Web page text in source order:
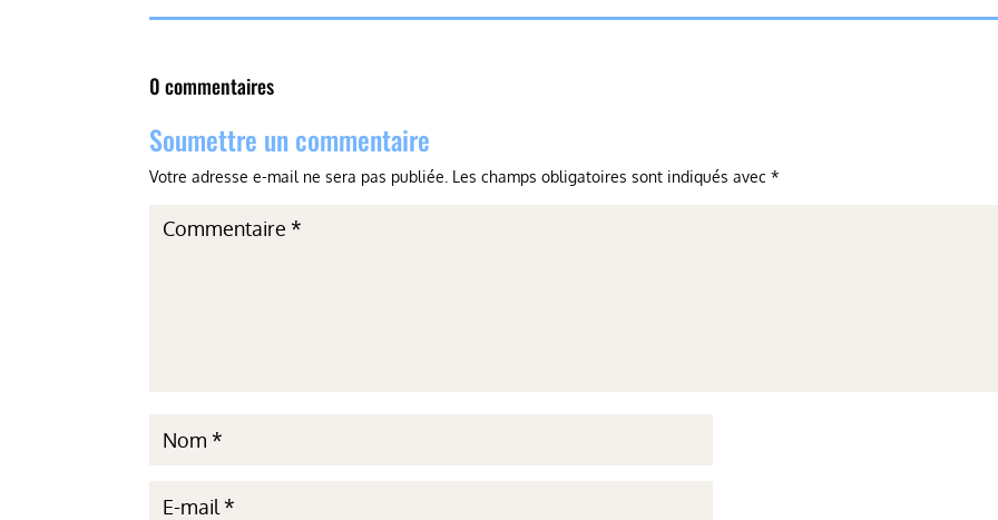
0 commentaires
Soumettre un commentaire
Votre adresse e-mail ne sera pas publiée. Les champs obligatoires sont indiqués avec*